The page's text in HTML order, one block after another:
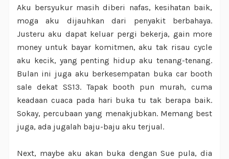
Aku bersyukur masih diberi nafas, kesihatan baik,
moga aku dijauhkan dari penyakit berbahaya.
Justeru aku dapat keluar pergi bekerja, gain more
money untuk bayar komitmen, aku tak risau cycle
aku kecik, yang penting hidup aku tenang-tenang.
Bulan ini juga aku berkesempatan buka car booth
sale dekat SS13. Tapak booth pun murah, cuma
keadaan cuaca pada hari buka tu tak berapa baik.
Sokay, percubaan yang menakjubkan. Memang best
juga, ada jugalah baju-baju aku terjual.
Next, maybe aku akan buka dengan Sue pula, dia